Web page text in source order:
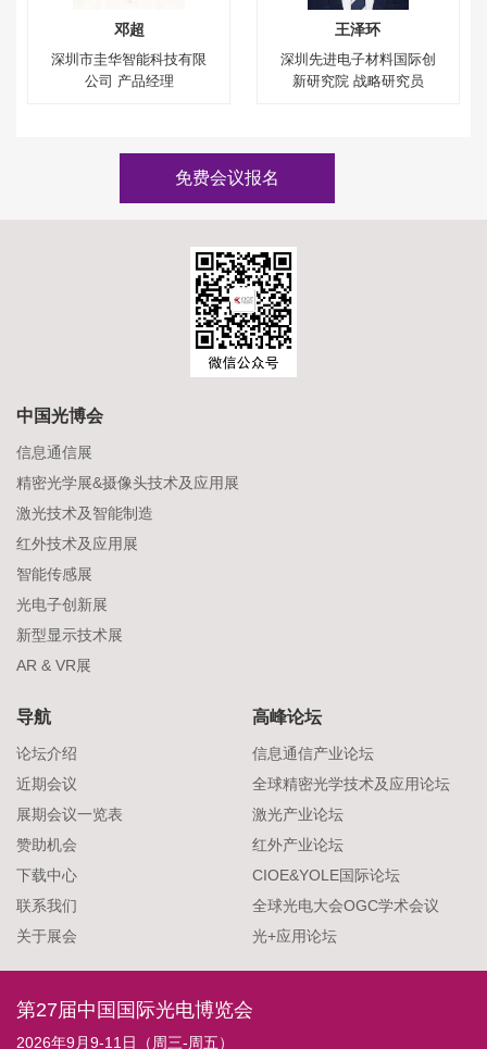
邓超
深圳市圭华智能科技有限
公司 产品经理
王泽环
深圳先进电子材料国际创
新研究院 战略研究员
免费会议报名
中国光博会
信息通信展
精密光学展&摄像头技术及应用展
激光技术及智能制造
红外技术及应用展
智能传感展
光电子创新展
新型显示技术展
AR & VR展
导航
论坛介绍
近期会议
展期会议一览表
赞助机会
下载中心
联系我们
关于展会
高峰论坛
信息通信产业论坛
全球精密光学技术及应用论坛
激光产业论坛
红外产业论坛
CIOE&YOLE国际论坛
全球光电大会OGC学术会议
光+应用论坛
第27届中国国际光电博览会
2026年9月9-11日（周三-周五）